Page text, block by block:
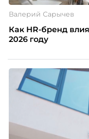
Валерий Сарычев
Как HR-бренд
2026 году